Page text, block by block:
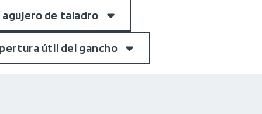
de taladro
útil del gancho